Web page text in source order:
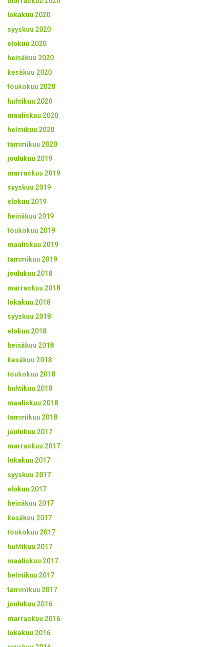
lokakuu 2020
syyskuu 2020
elokuu 2020
heinäkuu 2020
kesäkuu 2020
toukokuu 2020
huhtikuu 2020
maaliskuu 2020
helmikuu 2020
tammikuu 2020
joulukuu 2019
marraskuu 2019
syyskuu 2019
elokuu 2019
heinäkuu 2019
toukokuu 2019
maaliskuu 2019
tammikuu 2019
joulukuu 2018
marraskuu 2018
lokakuu 2018
syyskuu 2018
elokuu 2018
heinäkuu 2018
kesäkuu 2018
toukokuu 2018
huhtikuu 2018
maaliskuu 2018
tammikuu 2018
joulukuu 2017
marraskuu 2017
lokakuu 2017
syyskuu 2017
elokuu 2017
heinäkuu 2017
kesäkuu 2017
toukokuu 2017
huhtikuu 2017
maaliskuu 2017
helmikuu 2017
tammikuu 2017
joulukuu 2016
marraskuu 2016
lokakuu 2016